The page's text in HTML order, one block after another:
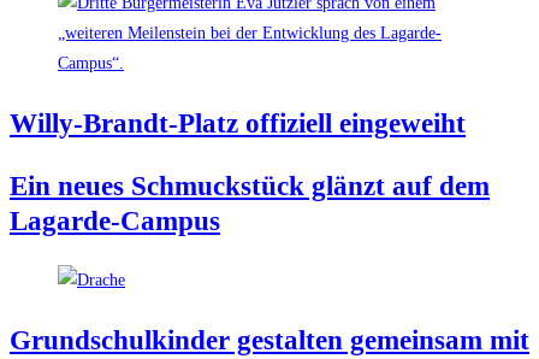
Wil­ly-Brandt-Platz offi­zi­ell eingeweiht
Ein neu­es Schmuck­stück glänzt auf dem
Lagarde-Campus
Grund­schul­kin­der gestal­ten gemein­sam mit